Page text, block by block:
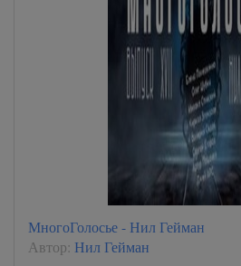
МногоГолосье - Нил Гейман
Автор: Нил Гейман